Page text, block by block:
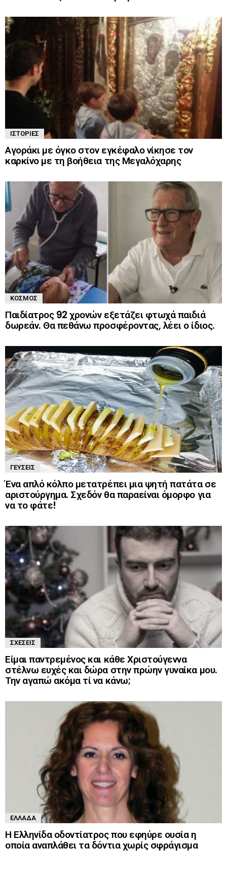
ΙΣΤΟΡΊΕΣ
Αγοράκι με όγκο στον εγκέφαλο νίκησε τον
καρκίνο με τη βοήθεια της Μεγαλόχαρης
ΚΌΣΜΟΣ
Παιδίατρος 92 χρονών εξετάζει φτωχά παιδιά
δωρεάν. Θα πεθάνω προσφέροντας, λέει ο ίδιος.
ΓΕΎΣΕΙΣ
Ένα απλό κόλπο μετατρέπει μια ψητή πατάτα σε
αριστούργημα. Σχεδόν θα παραείναι όμορφο για
να το φάτε!
ΣΧΈΣΕΙΣ
Είμαι παντρεμένος και κάθε Χριστούγεννα
στέλνω ευχές και δώρα στην πρώην γυναίκα μου.
Την αγαπώ ακόμα τί να κάνω;
ΕΛΛΆΔΑ
Η Ελληνίδα οδοντίατρος που εφηύρε ουσία η
οποία αναπλάθει τα δόντια χωρίς σφράγισμα